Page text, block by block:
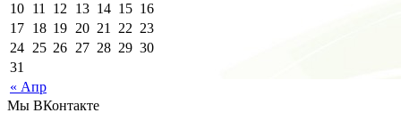
« Апр
10 11 12 13 14 15 16
17 18 19 20 21 22 23
24 25 26 27 28 29 30
31
Мы ВКонтакте